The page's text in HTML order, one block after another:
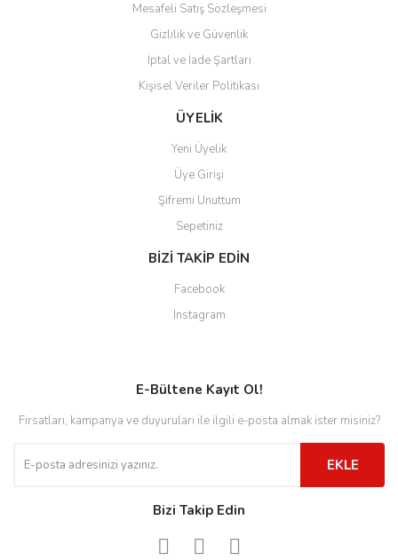
Mesafeli Satış Sözleşmesi
Gizlilik ve Güvenlik
İptal ve İade Şartları
Kişisel Veriler Politikası
ÜYELİK
Yeni Üyelik
Üye Girişi
Şifremi Unuttum
Sepetiniz
BİZİ TAKİP EDİN
Facebook
Instagram
E-Bültene Kayıt Ol!
Fırsatları, kampanya ve duyuruları ile ilgili e-posta almak ister misiniz?
EKLE
Bizi Takip Edin